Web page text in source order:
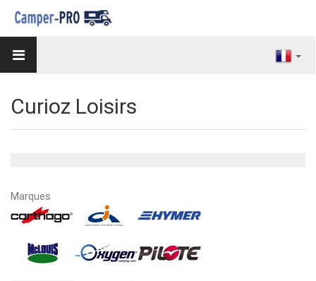
Curioz Loisirs
Marques